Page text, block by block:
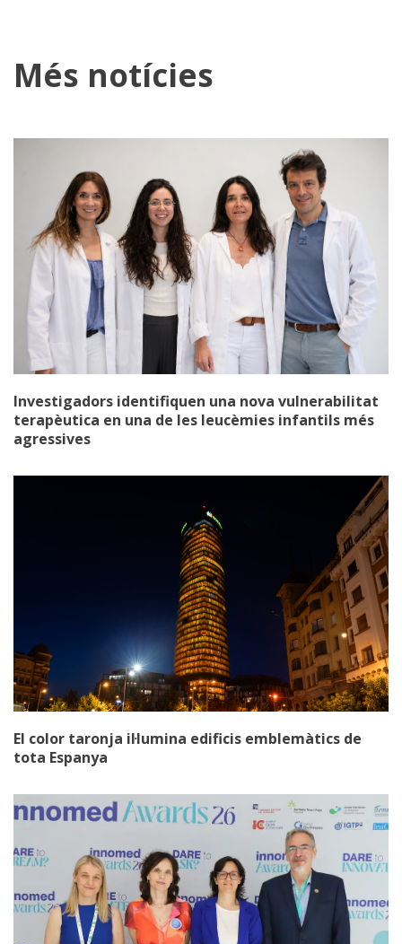
Més notícies
Investigadors identifiquen una nova vulnerabilitat
terapèutica en una de les leucèmies infantils més
agressives
El color taronja il·lumina edificis emblemàtics de
tota Espanya